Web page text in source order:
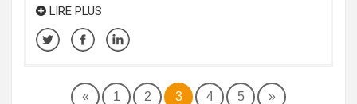
LIRE PLUS
« 1 2 3 4 5 »